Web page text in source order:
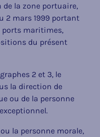
la zone portuaire,
2 mars 1999 portant
ports maritimes,
du présent
2 et 3, le
la direction de
ou de la personne
la personne morale,